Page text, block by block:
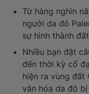
Từ hàng nghìn
người da đỏ
sự hình thành
Nhiều bạn đặt
đến thời kỳ cổ
hiện ra vùng đất
văn hóa da đỏ